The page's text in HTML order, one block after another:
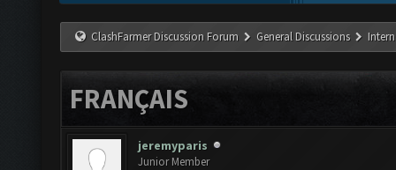
ClashFarmer Discussion Forum General Discussions
FRANÇAIS
jeremyparis
Junior Member